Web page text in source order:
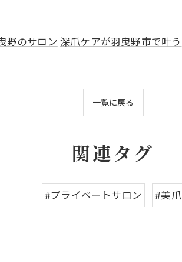
野のサロン 深爪ケアが羽曳野市で叶う
一覧に戻る
関連タグ
#プライベートサロン #美爪